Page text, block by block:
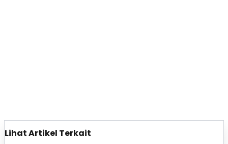
Lihat Artikel Terkait